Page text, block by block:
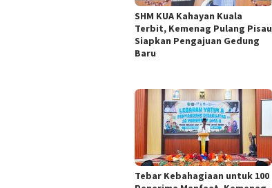
SHM KUA Kahayan Kuala
Terbit, Kemenag Pulang Pisau
Siapkan Pengajuan Gedung
Baru
Tebar Kebahagiaan untuk 100